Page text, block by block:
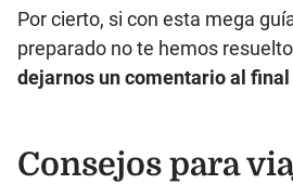
Por cierto, si con esta mega
preparado no te hemos
dejarnos un comentario al final
Consejos para